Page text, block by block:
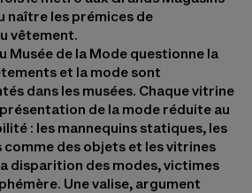
naître les prémices de
vêtement.
Musée de la Mode questionne la
et la mode sont
dans les musées. Chaque vitrine
de la mode réduite au
: les mannequins statiques, les
des objets et les vitrines
disparition des modes, victimes
Une valise, argument